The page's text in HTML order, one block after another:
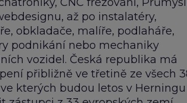
až po instalatéry,
obkladače, malíře, podlaháře,
podnikání nebo mechaniky
vozidel. Česká republika má
přibližně ve třetině ze všech
kterých budou letos v Herningu